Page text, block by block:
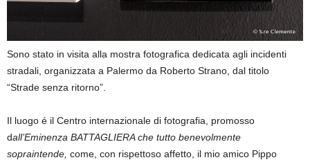
Sono stato in visita alla mostra fotografica dedicata agli incidenti
stradali, organizzata a Palermo da Roberto Strano, dal titolo
“Strade senza ritorno”.
Il luogo é il Centro internazionale di fotografia, promosso
dall’Eminenza BATTAGLIERA che tutto benevolmente
sopraintende, come, con rispettoso affetto, il mio amico Pippo